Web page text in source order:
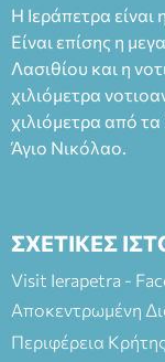
Η Ιεράπετρα είναι
Είναι επίσης η
Λασιθίου και η
χιλιόμετρα
χιλιόμετρα από τα
Άγιο Νικόλαο.
ΣΧΕΤΙΚΕΣ
Visit Ierapetra -
Αποκεντρωμένη
Περιφέρεια Κρήτης